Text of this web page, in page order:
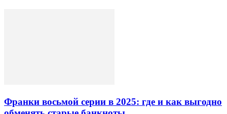
Франки восьмой серии в 2025: где и как выгодно